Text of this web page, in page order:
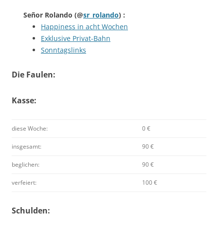
Señor Rolando (@sr_rolando) :
Happiness in acht Wochen
Exklusive Privat-Bahn
Sonntagslinks
Die Faulen:
Kasse:
diese Woche: 0 €
insgesamt: 90 €
beglichen: 90 €
verfeiert: 100 €
Schulden: